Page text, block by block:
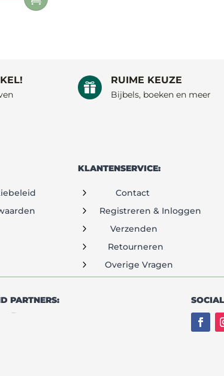

RUIME KEUZE
Bijbels, boeken en meer
KLANTENSERVICE:
5 Contact
5 Registreren & Inloggen
5 Verzenden
5 Retourneren
5 Overige Vragen
PARTNERS: